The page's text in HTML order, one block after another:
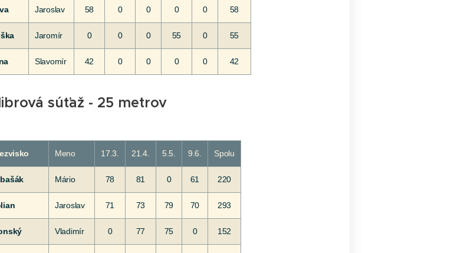
Jaroslav 58 0 0 0 0 58
Jaromír 0 0 0 55 0 55
Slavomír 42 0 0 0 0 42
súťaž - 25 metrov
Meno 17.3. 21.4. 5.5. 9.6. Spolu
Mário 78 81 0 61 220
Jaroslav 71 73 79 70 293
Vladimír 0 77 75 0 152